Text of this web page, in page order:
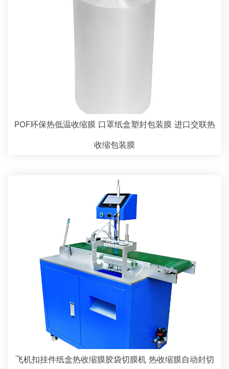
POF环保热低温收缩膜 口罩纸盒塑封包装膜 进口交联热
收缩包装膜
飞机扣挂件纸盒热收缩膜胶袋切膜机 热收缩膜自动封切